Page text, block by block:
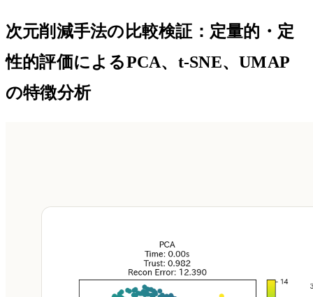
次元削減手法の比較検証：定量的・定
性的評価によるPCA、t-SNE、UMAP
の特徴分析